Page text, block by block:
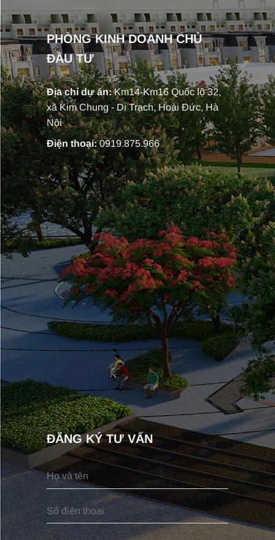
PHÒNG KINH DOANH CHỦ
ĐẦU TƯ
Địa chỉ dự án:Km14-Km16 Quốc lộ 32,
xã Kim Chung - Di Trạch, Hoài Đức, Hà
Nội
Điện thoại:0919.875.966
ĐĂNG KÝ TƯ VẤN